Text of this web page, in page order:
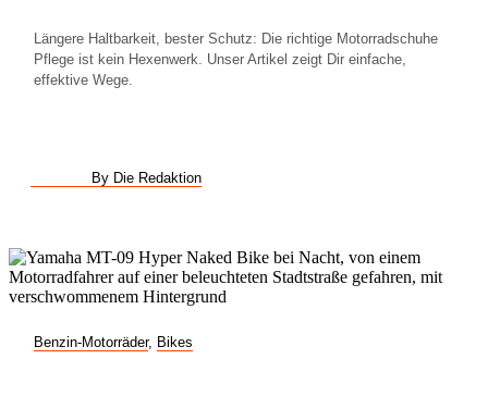
Längere Haltbarkeit, bester Schutz: Die richtige Motorradschuhe
Pflege ist kein Hexenwerk. Unser Artikel zeigt Dir einfache,
effektive Wege.
By Die Redaktion
Benzin-Motorräder, Bikes